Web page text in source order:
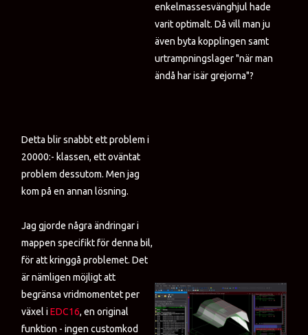
enkelmassesvänghjul hade
varit optimalt. Då vill man ju
även byta kopplingen samt
urtrampningslager "när man
ändå har isär grejorna"?
Detta blir snabbt ett problem i
20000:- klassen, ett oväntat
problem dessutom. Men jag
kom på en annan lösning.
Jag gjorde några ändringar i
mappen specifikt för denna bil,
för att kringgå problemet. Det
är nämligen möjligt att
begränsa vridmomentet per
växel iEDC16, en original
funktion - ingen customkod